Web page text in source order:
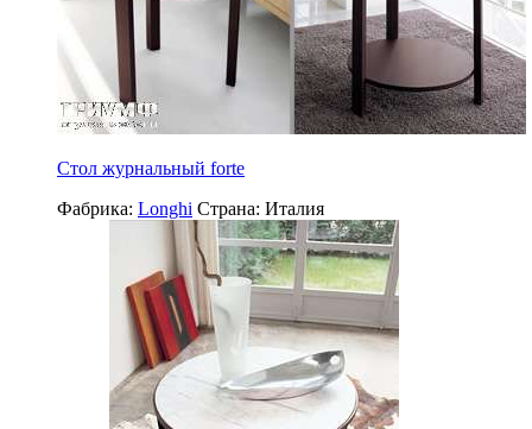
Стол журнальный forte
Фабрика: Longhi Страна: Италия